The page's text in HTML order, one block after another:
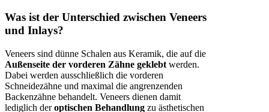
Was ist der Unterschied zwischen Veneers
und Inlays?
Veneers sind dünne Schalen aus Keramik, die auf die
Außenseite der vorderen Zähne geklebt werden.
Dabei werden ausschließlich die vorderen
Schneidezähne und maximal die angrenzenden
Backenzähne behandelt. Veneers dienen damit
lediglich deroptischen Behandlung zu ästhetischen